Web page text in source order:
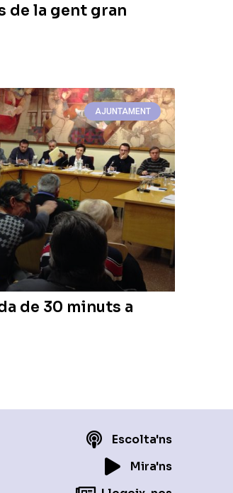
de la gent gran
AJUNTAMENT
de 30 minuts a
Escolta'ns
Mira'ns